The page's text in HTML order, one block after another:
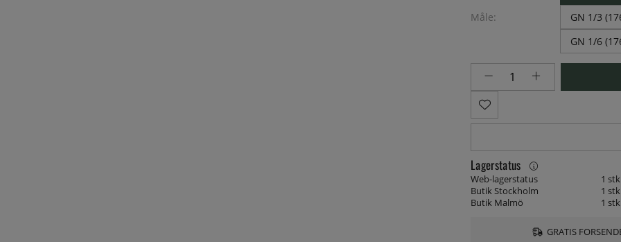
Måle:
GN 1/3
GN 1/6
Lagerstatus
Web-lagerstatus
1
Butik Stockholm
1
Butik Malmö
1
GRATIS